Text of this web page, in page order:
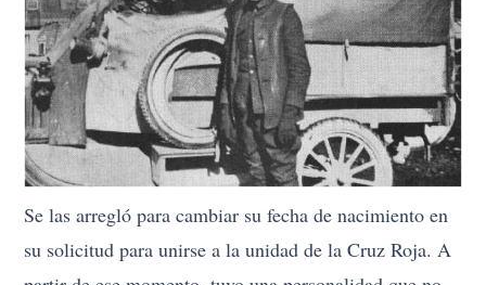
Se las arregló para cambiar su fecha de nacimiento en
su solicitud para unirse a la unidad de la Cruz Roja. A